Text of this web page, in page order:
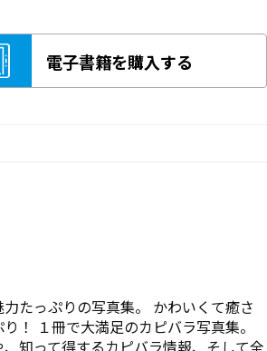
電子書籍を購入する
たっぷりの写真集。 かわいくて癒さ
！ １冊で大満足のカピバラ写真集。
知って得するカピバラ情報、そして全